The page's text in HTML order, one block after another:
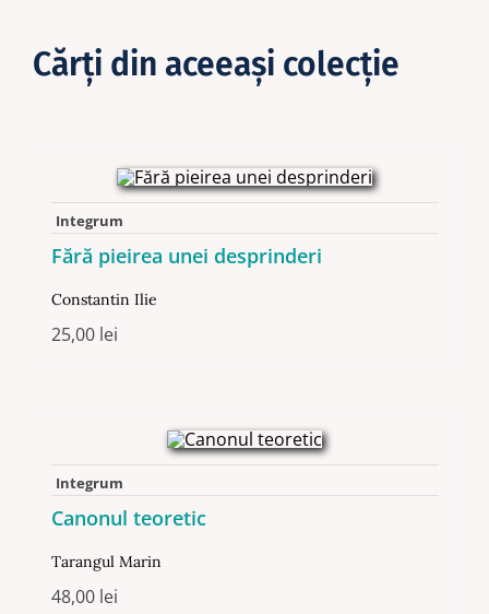
Cărţi din aceeaşi colecţie
Integrum
Fără pieirea unei desprinderi
Constantin Ilie
25,00 lei
Integrum
Canonul teoretic
Tarangul Marin
48,00 lei